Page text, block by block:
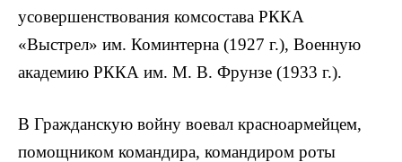
усовершенствования комсостава РККА
«Выстрел» им. Коминтерна (1927 г.), Военную
академию РККА им. М. В. Фрунзе (1933 г.).
В Гражданскую войну воевал красноармейцем,
помощником командира, командиром роты